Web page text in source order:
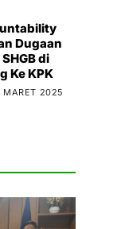
Dugaan
di
Ke KPK
MARET 2025